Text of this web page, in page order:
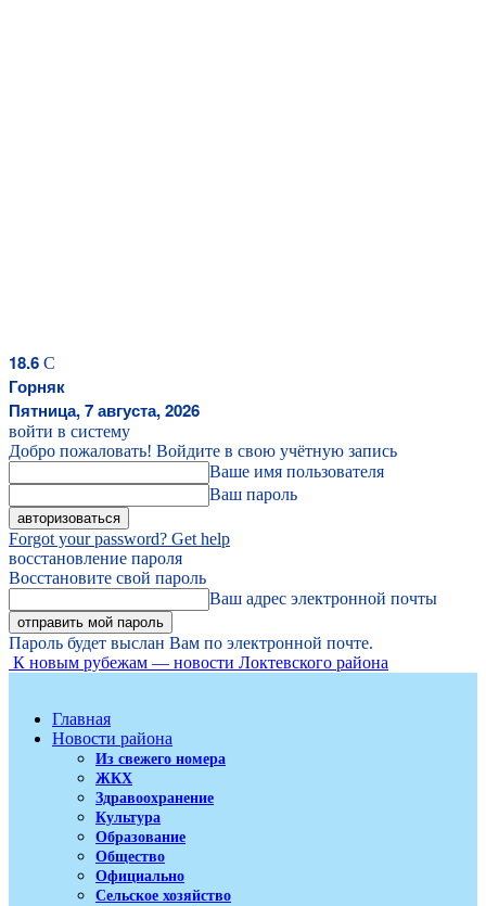
18.6 C
Горняк
Пятница, 7 августа, 2026
войти в систему
Добро пожаловать! Войдите в свою учётную запись
Ваше имя пользователя
Ваш пароль
Forgot your password? Get help
восстановление пароля
Восстановите свой пароль
Ваш адрес электронной почты
Пароль будет выслан Вам по электронной почте.
К новым рубежам — новости Локтевского района
Главная
Новости района
Из свежего номера
ЖКХ
Здравоохранение
Культура
Образование
Общество
Официально
Сельское хозяйство